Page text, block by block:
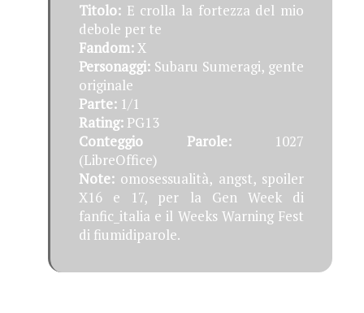
Titolo: E crolla la fortezza del mio
debole per te
Fandom:X
Personaggi: Subaru Sumeragi, gente
originale
Parte: 1/1
Rating: PG13
Conteggio Parole:1027
(LibreOffice)
Note: omosessualità, angst, spoiler
X16 e 17, per la Gen Week di
fanfic_italia e il Weeks Warning Fest
di fiumidiparole.